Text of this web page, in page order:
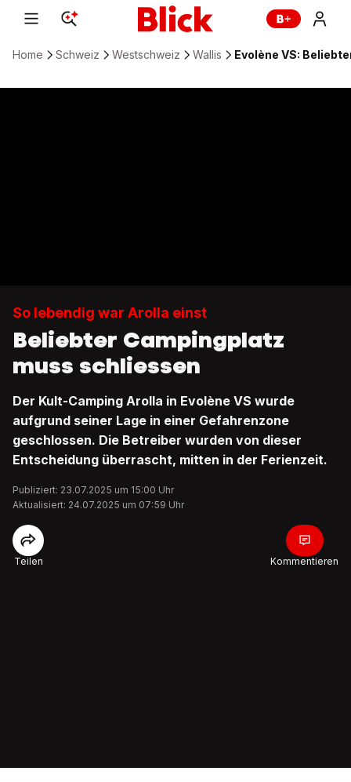
Home Schweiz Westschweiz Wallis Evolène VS:
So lebendig war Arolla einst
Beliebter Campingplatz
muss schliessen
Der Kult-Camping Arolla in Evolène VS wurde
aufgrund seiner Lage in einer Gefahrenzone
geschlossen. Die Betreiber wurden von dieser
Entscheidung überrascht, mitten in der Ferienzeit.
Publiziert: 23.07.2025 um 15:00 Uhr
Aktualisiert: 24.07.2025 um 07:59 Uhr
Teilen Kommentieren